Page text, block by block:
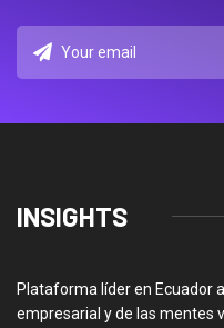
INSIGHTS
Plataforma líder en Ecuador
empresarial y de las mentes